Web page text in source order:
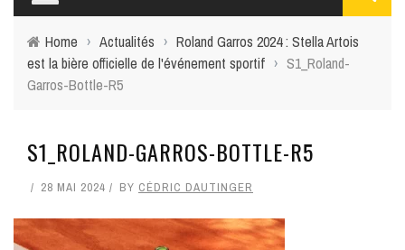
Home › Actualités › Roland Garros 2024 : Stella Artois
est la bière officielle de l'événement sportif › S1_Roland-
Garros-Bottle-R5
S1_ROLAND-GARROS-BOTTLE-R5
28 MAI 2024 BY CÉDRIC DAUTINGER